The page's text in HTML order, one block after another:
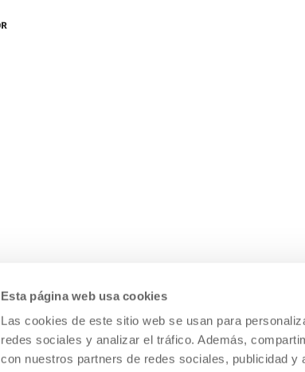
Esta página web usa cookies
Las cookies de este sitio web se usan para
redes sociales y analizar el tráfico. Además,
con nuestros partners de redes sociales, publicidad